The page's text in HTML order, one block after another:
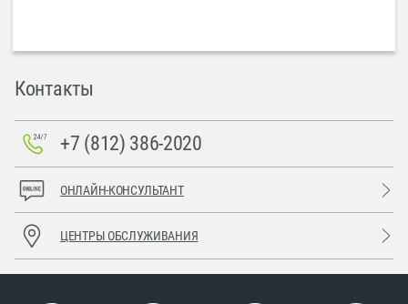
Контакты
+7 (812) 386-2020
ОНЛАЙН-КОНСУЛЬТАНТ
ЦЕНТРЫ ОБСЛУЖИВАНИЯ